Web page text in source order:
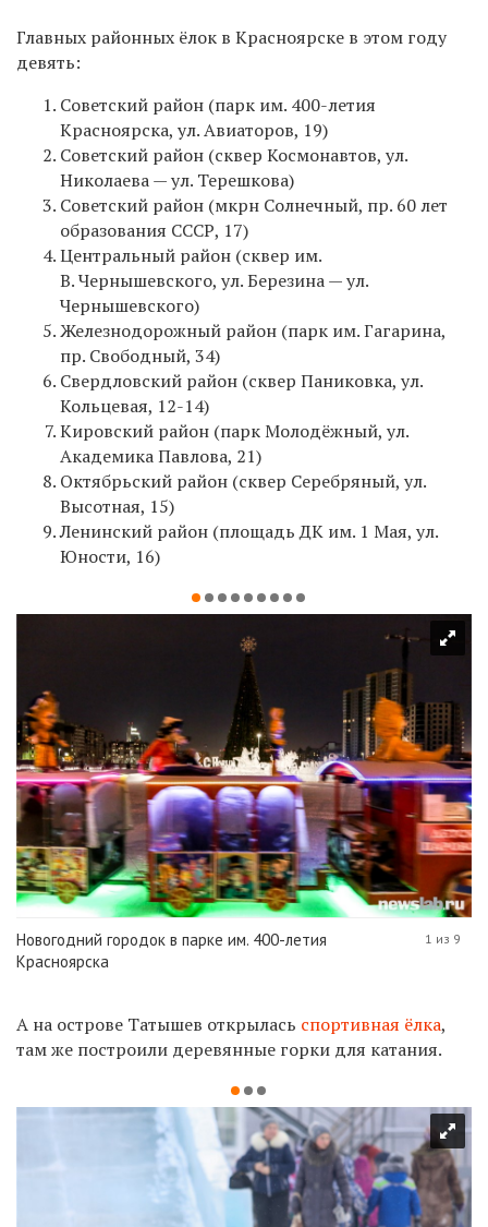
Главных районных ёлок в Красноярске в этом году
девять:
Советский район (парк им. 400-летия
Красноярска, ул. Авиаторов, 19)
Советский район (сквер Космонавтов, ул.
Николаева — ул. Терешкова)
Советский район (мкрн Солнечный, пр. 60 лет
образования СССР, 17)
Центральный район (сквер им.
В. Чернышевского, ул. Березина — ул.
Чернышевского)
Железнодорожный район (парк им. Гагарина,
пр. Свободный, 34)
Свердловский район (сквер Паниковка, ул.
Кольцевая, 12-14)
Кировский район (парк Молодёжный, ул.
Академика Павлова, 21)
Октябрьский район (сквер Серебряный, ул.
Высотная, 15)
Ленинский район (площадь ДК им. 1 Мая, ул.
Юности, 16)
Новогодний городок в парке им. 400-летия
Красноярска
1 из 9
А на острове Татышев открылась спортивная ёлка,
там же построили деревянные горки для катания.